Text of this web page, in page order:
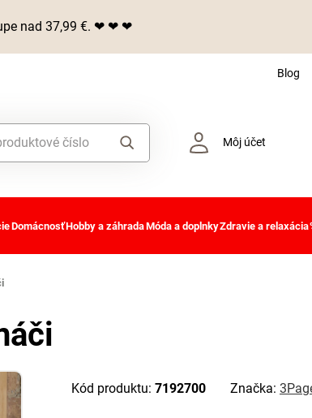
nad 37,99 €. ❤ ❤ ❤
Blog
Môj účet
DomácnosťHobby a záhradaMóda a doplnkyZdravie a relaxácia
Kód produktu: 7192700 Značka: